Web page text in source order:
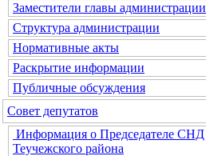
Заместители главы администрации
Структура администрации
Нормативные акты
Раскрытие информации
Публичные обсуждения
Совет депутатов
Информация о Председателе СНД
Теучежского района